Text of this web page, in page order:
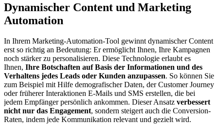
Dynamischer Content und Marketing
Automation
In Ihrem Marketing-Automation-Tool gewinnt dynamischer Content
erst so richtig an Bedeutung: Er ermöglicht Ihnen, Ihre Kampagnen
noch stärker zu personalisieren. Diese Technologie erlaubt es
Ihnen, Ihre Botschaften auf Basis der Informationen und des
Verhaltens jedes Leads oder Kunden anzupassen. So können Sie
zum Beispiel mit Hilfe demografischer Daten, der Customer Journey
oder früherer Interaktionen E-Mails und SMS erstellen, die bei
jedem Empfänger persönlich ankommen. Dieser Ansatz verbessert
nicht nur das Engagement, sondern steigert auch die Conversion-
Raten, indem jede Kommunikation relevant und gezielt wird.